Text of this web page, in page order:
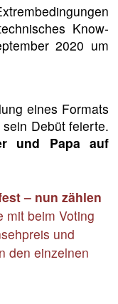
Know-
2020 um
eines Formats
Debüt feierte.
und Papa auf
– nun zählen
mit beim Voting
und
den einzelnen